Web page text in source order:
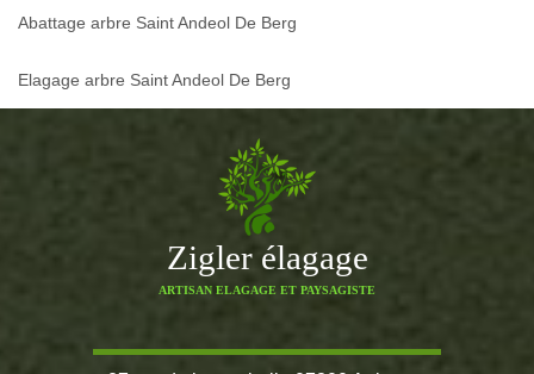
Abattage arbre Saint Andeol De Berg
Elagage arbre Saint Andeol De Berg
Zigler élagage
ARTISAN ELAGAGE ET PAYSAGISTE